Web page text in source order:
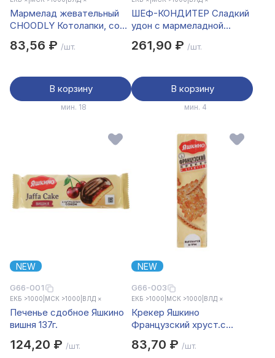
Мармелад жевательный
CHOODLY Котолапки, сок
83,56 ₽ /шт.
В корзину
мин. 18
ШЕФ-КОНДИТЕР Сладкий
удон с мармеладной
78г.
261,90 ₽ /шт.
В корзину
мин. 4
NEW
G66-001
ЕКБ >1000 МСК >1000 ВЛД ×
Печенье сдобное Яшкино
вишня 137г.
124,20 ₽ /шт.
NEW
G66-003
ЕКБ >1000 МСК >1000 ВЛД ×
Крекер Яшкино
Французский хруст.с
83,70 ₽ /шт.